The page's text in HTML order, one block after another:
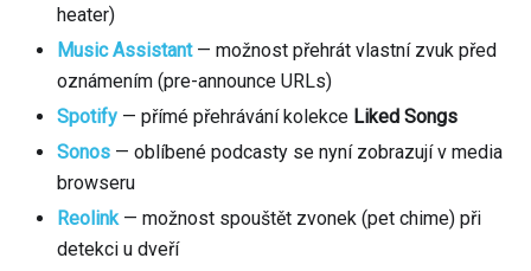
heater)
Music Assistant— možnost přehrát vlastní zvuk před
oznámením (pre-announce URLs)
Spotify — přímé přehrávání kolekce Liked Songs
Sonos — oblíbené podcasty se nyní zobrazují v media
browseru
Reolink — možnost spouštět zvonek (pet chime) při
detekci u dveří